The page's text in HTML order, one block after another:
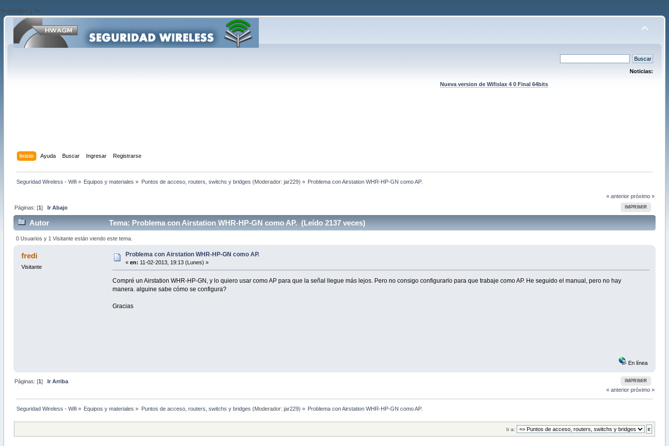
?>/script>'; } ?>
Noticias:
Nueva version de Wifislax 4 0 Final 64bits
Inicio Ayuda Buscar Ingresar Registrarse
Seguridad Wireless - Wifi» Equipos y materiales » Puntos de acceso, routers, switchs y bridges (Moderador: jar229) » Problema con Airstation WHR-HP-GN como AP.
« anterior próximo »
IMPRIMIR
Páginas: [1] Ir Abajo
Autor Tema: Problema con Airstation WHR-HP-GN como AP. (Leído 2137 veces)
0 Usuarios y 1 Visitante están viendo este tema.
fredi
Visitante
Problema con Airstation WHR-HP-GN como AP.
« en: 11-02-2013, 19:13 (Lunes) »
Compré un Airstation WHR-HP-GN, y lo quiero usar como AP para que la señal llegue más lejos. Pero no consigo configurarlo para que trabaje como AP. He seguido el manual, pero no hay
manera. alguine sabe cómo se configura?
Gracias
En línea
IMPRIMIR
Páginas: [1] Ir Arriba
« anterior próximo »
Seguridad Wireless - Wifi» Equipos y materiales » Puntos de acceso, routers, switchs y bridges (Moderador: jar229) » Problema con Airstation WHR-HP-GN como AP.
Ir a: